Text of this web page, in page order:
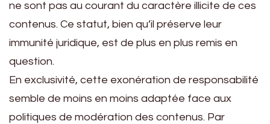
ne sont pas au courant du caractère illicite de ces
contenus. Ce statut, bien qu’il préserve leur
immunité juridique, est de plus en plus remis en
question.
En exclusivité, cette exonération de responsabilité
semble de moins en moins adaptée face aux
politiques de modération des contenus. Par